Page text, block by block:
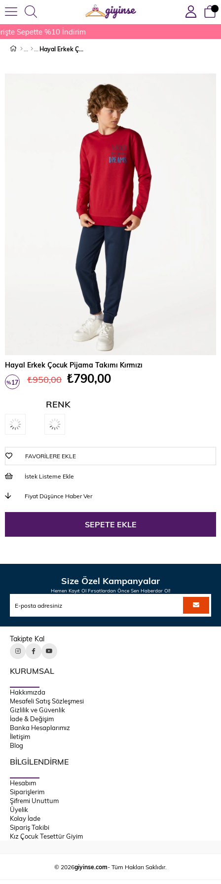
Sepette %10 İndirim
Hayal Erkek Çocuk Pijama Takımı Kırmızı
Hayal Erkek Çocuk Pijama Takımı Kırmızı
%17 ₺950,00 ₺790,00
RENK
FAVORILERE EKLE
İstek Listeme Ekle
Fiyat Düşünce Haber Ver
Size Özel Kampanyalar
Hemen Kayıt Ol Fırsatlardan Önce Sen Haberdar Ol!
Takipte Kal
KURUMSAL
Hakkımızda
Mesafeli Satış Sözleşmesi
Gizlilik ve Güvenlik
İade & Değişim
Banka Hesaplarımız
İletişim
Blog
BİLGİLENDİRME
Hesabım
Siparişlerim
Şifremi Unuttum
Üyelik
Kolay İade
Sipariş Takibi
Kız Çocuk Tesettür Giyim
© 2026giyinse.com- Tüm Hakları Saklıdır.